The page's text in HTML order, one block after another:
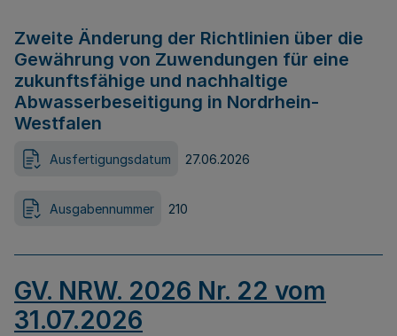
Zweite Änderung der Richtlinien über die
Gewährung von Zuwendungen für eine
zukunftsfähige und nachhaltige
Abwasserbeseitigung in Nordrhein-
Westfalen
Ausfertigungsdatum 27.06.2026
Ausgabennummer 210
GV. NRW. 2026 Nr. 22 vom
31.07.2026